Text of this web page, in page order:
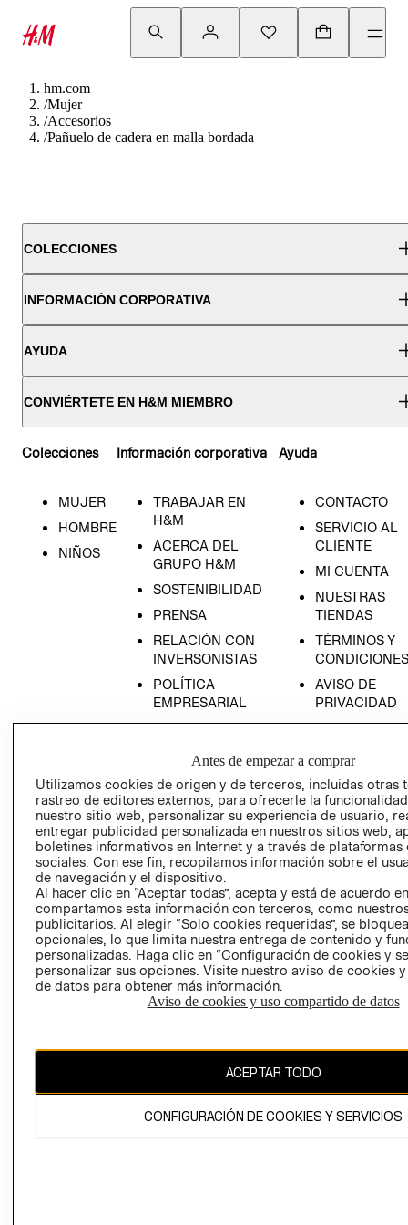
hm.com
/Mujer
/Accesorios
/Pañuelo de cadera en malla bordada
COLECCIONES
INFORMACIÓN CORPORATIVA
AYUDA
CONVIÉRTETE EN H&M MIEMBRO
Colecciones
MUJER
HOMBRE
NIÑOS
Información corporativa
TRABAJAR EN
H&M
ACERCA DEL
GRUPO H&M
SOSTENIBILIDAD
PRENSA
RELACIÓN CON
INVERSONISTAS
POLÍTICA
EMPRESARIAL
Ayuda
CONTACTO
SERVICIO AL
CLIENTE
MI CUENTA
NUESTRAS
TIENDAS
TÉRMINOS Y
CONDICIONES
AVISO DE
PRIVACIDAD
GIFT CARD
COOKIES
LIBRO DE
Ecuador ($)
CAMBIAR REGIÓN
El contenido de esta página web está protegido por copyright y es
propiedad de H&M Hennes & Mauritz AB.
Antes de empezar a comprar
Utilizamos cookies de origen y de terceros, incluidas otras
rastreo de editores externos, para ofrecerle la
nuestro sitio web, personalizar su experiencia de usuario,
entregar publicidad personalizada en nuestros sitios web,
boletines informativos en Internet y a través de plataformas
sociales. Con ese fin, recopilamos información sobre el
de navegación y el dispositivo.
Al hacer clic en “Aceptar todas”, acepta y está de acuerdo
compartamos esta información con terceros, como
publicitarios. Al elegir “Solo cookies requeridas”, se
opcionales, lo que limita nuestra entrega de contenido y
personalizadas. Haga clic en “Configuración de cookies y
personalizar sus opciones. Visite nuestro aviso de cookies
de datos para obtener más información.
Aviso de cookies y uso compartido de datos
ACEPTAR TODO
CONFIGURACIÓN DE COOKIES Y SERVICIOS